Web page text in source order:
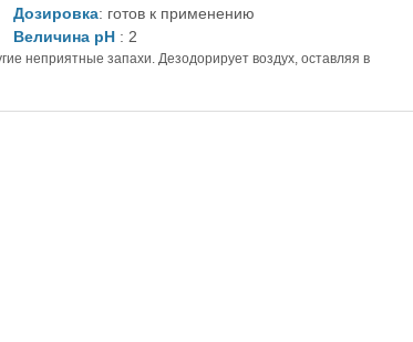
Дозировка: готов к применению
Величина рН : 2
неприятные запахи. Дезодорирует воздух, оставляя в